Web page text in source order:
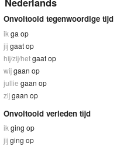
Onvoltooid tegenwoordige tijd
ik ga op
jijgaat op
hij/zij/hetgaat op
wijgaan op
jullie gaan op
zijgaan op
Onvoltooid verleden tijd
ik ging op
jijging op